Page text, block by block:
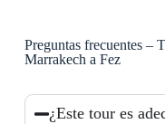
Preguntas frecuentes –
Marrakech a Fez
¿Este tour es